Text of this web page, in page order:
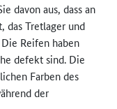
davon aus, dass an
das Tretlager und
Reifen haben
defekt sind. Die
Farben des
der